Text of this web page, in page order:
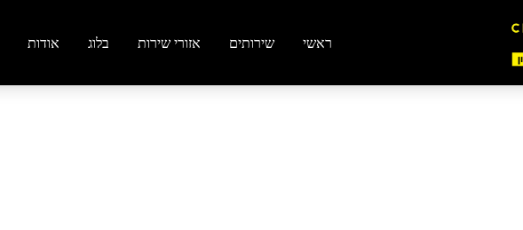
ראשי שירותים אזורי שירות בלוג אודות